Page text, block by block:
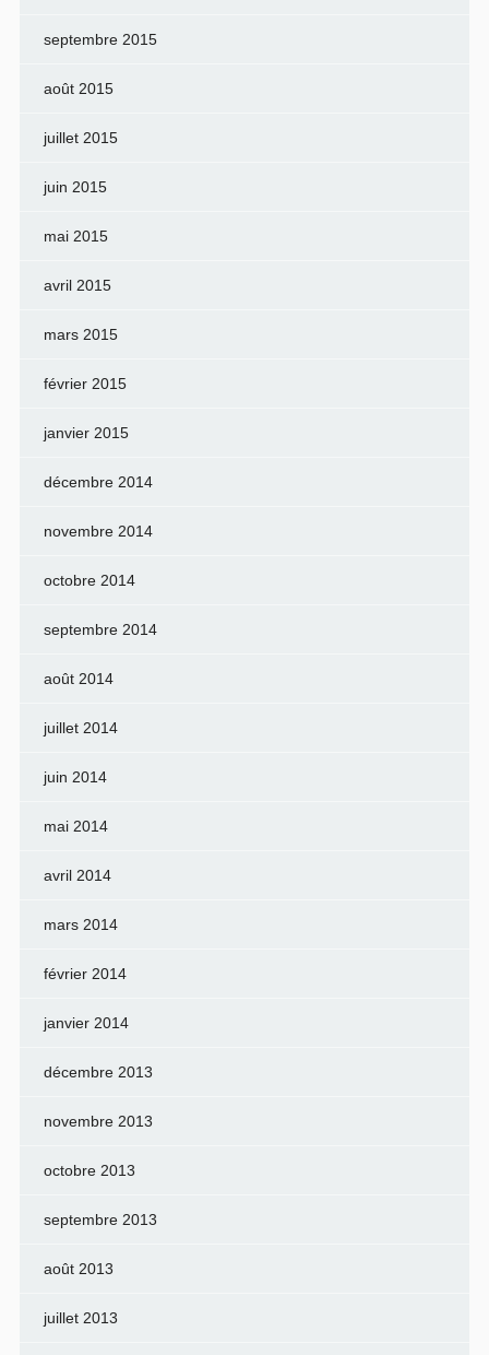
septembre 2015
août 2015
juillet 2015
juin 2015
mai 2015
avril 2015
mars 2015
février 2015
janvier 2015
décembre 2014
novembre 2014
octobre 2014
septembre 2014
août 2014
juillet 2014
juin 2014
mai 2014
avril 2014
mars 2014
février 2014
janvier 2014
décembre 2013
novembre 2013
octobre 2013
septembre 2013
août 2013
juillet 2013